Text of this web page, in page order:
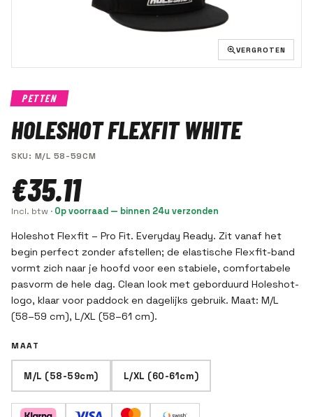
VERGROTEN
PETTEN
HOLESHOT FLEXFIT WHITE
SKU: M/L 58-59CM
€35.11
Incl. btw · Op voorraad — binnen 24u verzonden
Holeshot Flexfit – Pro Fit. Everyday Ready. Zit vanaf het
begin perfect zonder afstellen; de elastische Flexfit-band
vormt zich naar je hoofd voor een stabiele, comfortabele
pasvorm de hele dag. Clean look met geborduurd Holeshot-
logo, klaar voor paddock en dagelijks gebruik. Maat: M/L
(58–59 cm), L/XL (58–61 cm).
MAAT
M/L (58-59cm) L/XL (60-61cm)